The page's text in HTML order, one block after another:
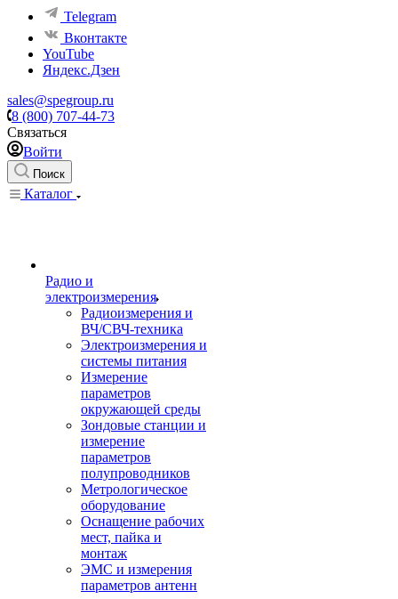
Telegram
Вконтакте
YouTube
Яндекс.Дзен
sales@spegroup.ru
8 (800) 707-44-73
Связаться
Войти
Поиск
Каталог
Радио и
электроизмерения
Радиоизмерения и
ВЧ/СВЧ-техника
Электроизмерения и
системы питания
Измерение
параметров
окружающей среды
Зондовые станции и
измерение
параметров
полупроводников
Метрологическое
оборудование
Оснащение рабочих
мест, пайка и
монтаж
ЭМС и измерения
параметров антенн